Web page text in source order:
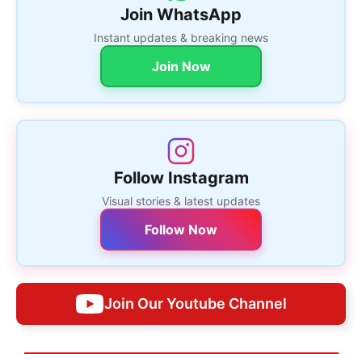
Join WhatsApp
Instant updates & breaking news
Join Now
Follow Instagram
Visual stories & latest updates
Follow Now
Join Our Youtube Channel